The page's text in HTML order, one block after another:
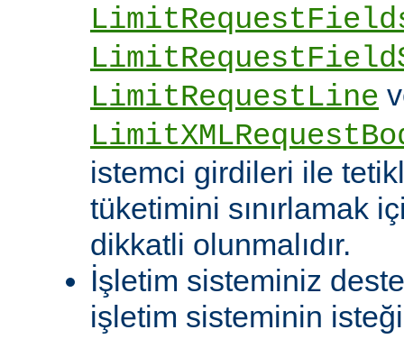
LimitRequestLine
istemci girdileri ile
tüketimini sınırlamak
dikkatli olunmalıdır.
İşletim sisteminiz
işletim sisteminin isteği